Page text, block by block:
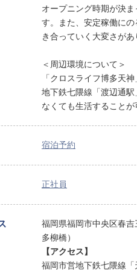
オープニング時期が決
す。また、安定稼働に
き合っていく大変さがあ
＜周辺環境について＞
「クロスライフ博多天
地下鉄七隈線「渡辺通
なくても生活することが
宿泊予約
正社員
福岡県福岡市中央区春
多柳橋）
【アクセス】
福岡市営地下鉄七隈線「